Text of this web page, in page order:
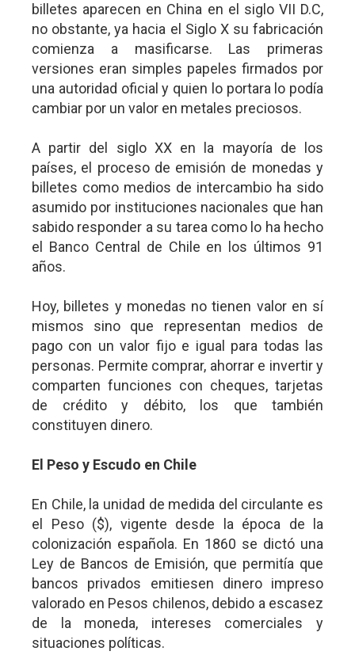
billetes aparecen en China en el siglo VII D.C,
no obstante, ya hacia el Siglo X su fabricación
comienza a masificarse. Las primeras
versiones eran simples papeles firmados por
una autoridad oficial y quien lo portara lo podía
cambiar por un valor en metales preciosos.
A partir del siglo XX en la mayoría de los
países, el proceso de emisión de monedas y
billetes como medios de intercambio ha sido
asumido por instituciones nacionales que han
sabido responder a su tarea como lo ha hecho
el Banco Central de Chile en los últimos 91
años.
Hoy, billetes y monedas no tienen valor en sí
mismos sino que representan medios de
pago con un valor fijo e igual para todas las
personas. Permite comprar, ahorrar e invertir y
comparten funciones con cheques, tarjetas
de crédito y débito, los que también
constituyen dinero.
El Peso y Escudo en Chile
En Chile, la unidad de medida del circulante es
el Peso ($), vigente desde la época de la
colonización española. En 1860 se dictó una
Ley de Bancos de Emisión, que permitía que
bancos privados emitiesen dinero impreso
valorado en Pesos chilenos, debido a escasez
de la moneda, intereses comerciales y
situaciones políticas.